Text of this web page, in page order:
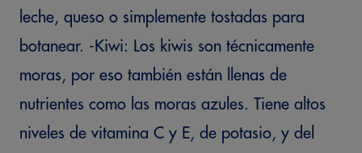
leche, queso o simplemente tostadas para
botanear. -Kiwi: Los kiwis son técnicamente
moras, por eso también están llenas de
nutrientes como las moras azules. Tiene altos
niveles de vitamina C y E, de potasio, y del